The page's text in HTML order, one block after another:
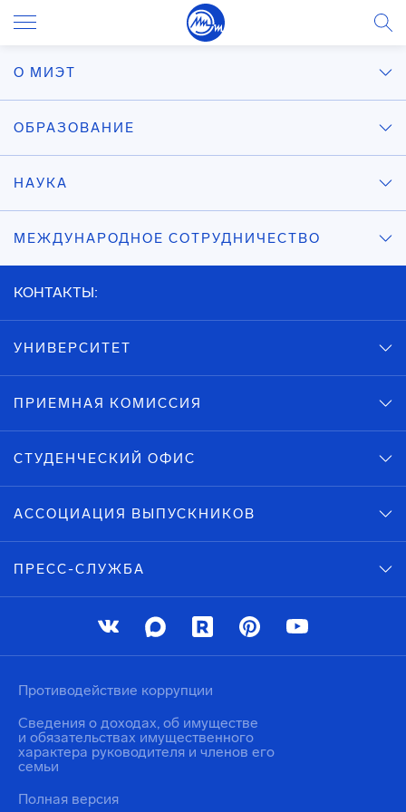
О МИЭТ
ОБРАЗОВАНИЕ
НАУКА
МЕЖДУНАРОДНОЕ СОТРУДНИЧЕСТВО
КОНТАКТЫ:
УНИВЕРСИТЕТ
ПРИЕМНАЯ КОМИССИЯ
СТУДЕНЧЕСКИЙ ОФИС
АССОЦИАЦИЯ ВЫПУСКНИКОВ
ПРЕСС-СЛУЖБА
Противодействие коррупции
Сведения о доходах, об имуществе
и обязательствах имущественного
характера руководителя и членов его
семьи
Полная версия